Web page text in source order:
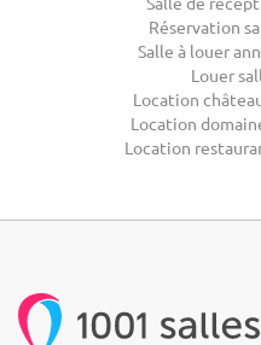
Réservation
Salle à louer
Louer
Location
Location
Location